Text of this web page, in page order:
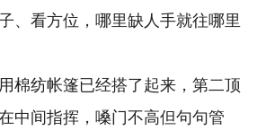
、看方位，哪里缺人手就往哪里
纺帐篷已经搭了起来，第二顶
中间指挥，嗓门不高但句句管